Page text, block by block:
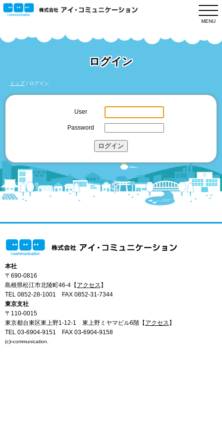
このページの本文へ
MENU
ログイン
現
在
トップ/ ログイン
User
Password
ログイン
本社
〒690-0816
島根県松江市北陵町46-4【 アクセス 】
TEL 0852-28-1001
FAX 0852-31-7344
東京支社
〒110-0015
東京都台東区東上野1-12-1 東上野ミヤマビル6階【 アクセス 】
TEL 03-6904-9151
FAX 03-6904-9158
(c)i-communication.